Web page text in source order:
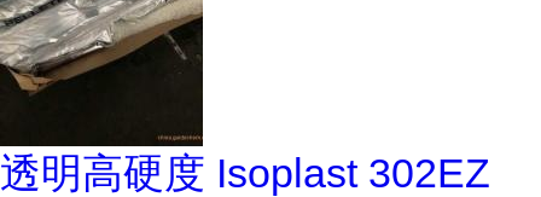
透明高硬度 Isoplast 302EZ